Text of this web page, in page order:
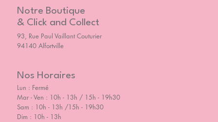
Notre Boutique
& Click and Collect
93, Rue Paul Vaillant Couturier
94140 Alfortville
Nos Horaires
Lun : Fermé
Mar - Ven : 10h - 13h / 15h - 19h30
Sam : 10h - 13h /15h - 19h30
Dim : 10h - 13h